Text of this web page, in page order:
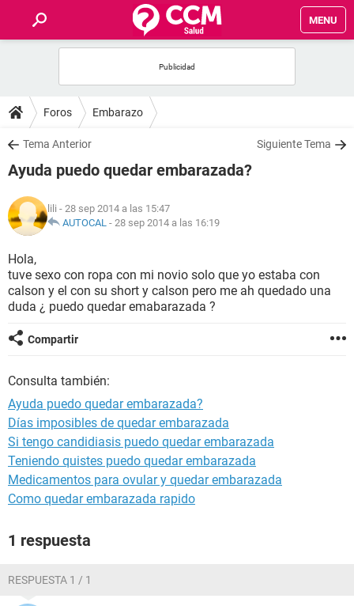
MENU
FOROS
SALUD
FAMILIA
NUTRICIÓN
BIENESTAR
SEXUALIDAD
GLOSARIO
Foros Embarazo
Tema Anterior Siguiente Tema
Ayuda puedo quedar embarazada?
lili - 28 sep 2014 a las 15:47
AUTOCAL - 28 sep 2014 a las 16:19
Hola,
tuve sexo con ropa con mi novio solo que yo estaba con
calson y el con su short y calson pero me ah quedado una
duda ¿ puedo quedar emabarazada ?
Compartir
Consulta también:
Ayuda puedo quedar embarazada?
Días imposibles de quedar embarazada
Si tengo candidiasis puedo quedar embarazada
Teniendo quistes puedo quedar embarazada
Medicamentos para ovular y quedar embarazada
Como quedar embarazada rapido
1 respuesta
RESPUESTA 1 / 1